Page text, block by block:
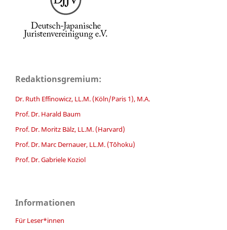
Redaktionsgremium:
Dr. Ruth Effinowicz, LL.M. (Köln/Paris 1), M.A.
Prof. Dr. Harald Baum
Prof. Dr. Moritz Bälz, LL.M. (Harvard)
Prof. Dr. Marc Dernauer, LL.M. (Tōhoku)
Prof. Dr. Gabriele Koziol
Informationen
Für Leser*innen